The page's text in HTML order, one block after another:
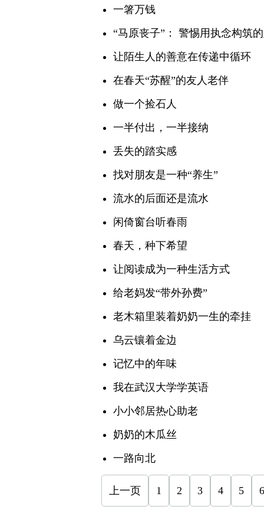
一箸万钱
“马原丧子”： 警惕用执念构筑
让陌生人的善意在传递中循环
在春天“苏醒”的友人老伴
做一个捡石人
一半付出，一半接纳
丢失的踏实感
找对朋友是一种“养生”
流水的后面还是流水
闲倚窗台听春雨
春天，种下希望
让阅读成为一种生活方式
给老妈发“带外孙费”
老木箱里装着奶奶一生的牵挂
乌云镶着金边
记忆中的年味
我在武汉大学学英语
小小邻居热心助老
奶奶的木瓜丝
一路向北
上一页 1 2 3 4 5 6